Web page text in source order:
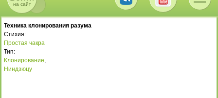
на сайт
Техника клонирования разума
Стихия:
Простая чакра
Тип:
Клонирование,
Ниндзюцу